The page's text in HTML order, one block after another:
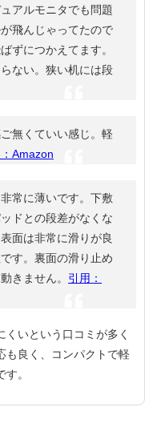
アルモニタでも問題
飛んじゃってたので
ずにつかえてます。
ない。狭い机には段
無くていい感じ。軽
Amazon
常に薄いです。下敷
ドとの段差がなくな
面は非常に滑りが良
す。裏面の滑り止め
きません。 引用：
いという口コミが多く
も良く、コンパクトで軽
。